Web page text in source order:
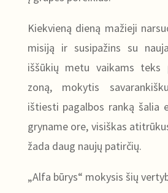
Kiekvieną dieną mažieji
misiją ir susipažins su
iššūkių metu vaikams
zoną, mokytis
ištiesti pagalbos ranką šalia
gryname ore, visiškas
žada daug naujų patirčių.
„Alfa būrys“ mokysis šių